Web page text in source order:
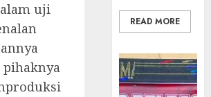
uji
READ MORE